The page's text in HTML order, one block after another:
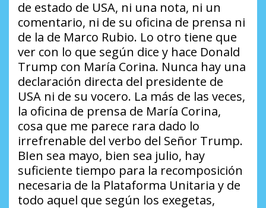
de estado de USA, ni una nota, ni un
comentario, ni de su oficina de prensa ni
de la de Marco Rubio. Lo otro tiene que
ver con lo que según dice y hace Donald
Trump con María Corina. Nunca hay una
declaración directa del presidente de
USA ni de su vocero. La más de las veces,
la oficina de prensa de María Corina,
cosa que me parece rara dado lo
irrefrenable del verbo del Señor Trump.
BIen sea mayo, bien sea julio, hay
suficiente tiempo para la recomposición
necesaria de la Plataforma Unitaria y de
todo aquel que según los exegetas,